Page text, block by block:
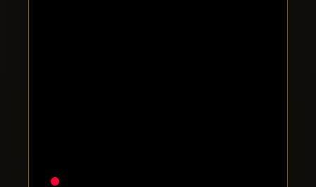
Clubbable: